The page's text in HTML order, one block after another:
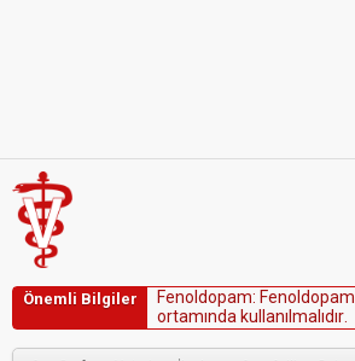
Önemli Bilgiler Feno dopam: Feno dopam
ortamında ku anı ma ıdır